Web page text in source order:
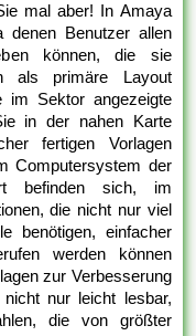
mal aber! In Amaya
denen Benutzer allen
können, die sie
als primäre Layout
im Sektor angezeigte
in der nahen Karte
fertigen Vorlagen
Computersystem der
befinden sich, im
die nicht nur viel
benötigen, einfacher
werden können
zur Verbesserung
nur leicht lesbar,
die von größter